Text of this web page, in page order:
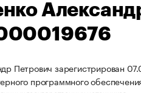
Петрович зарегистрирован
программного